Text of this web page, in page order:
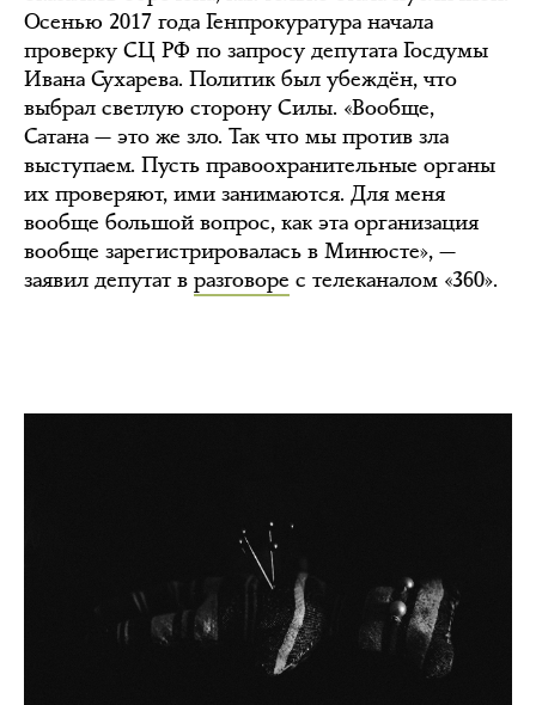
Осенью 2017 года Генпрокуратура начала
проверку СЦ РФ по запросу депутата Госдумы
Ивана Сухарева. Политик был убеждён, что
выбрал светлую сторону Силы. «Вообще,
Сатана — это же зло. Так что мы против зла
выступаем. Пусть правоохранительные органы
их проверяют, ими занимаются. Для меня
вообще большой вопрос, как эта организация
вообще зарегистрировалась в Минюсте», —
заявил депутат в разговоре с телеканалом «360».